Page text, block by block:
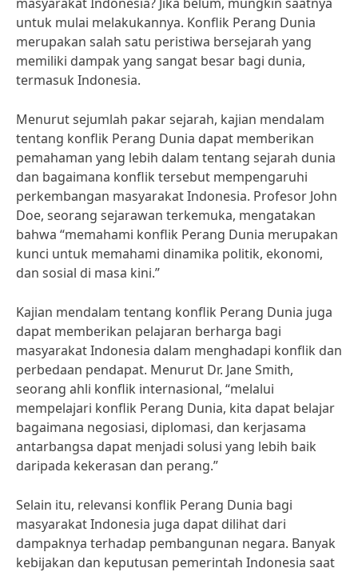
untuk mulai melakukannya. Konflik Perang Dunia
merupakan salah satu peristiwa bersejarah yang
memiliki dampak yang sangat besar bagi dunia,
termasuk Indonesia.
Menurut sejumlah pakar sejarah, kajian mendalam
tentang konflik Perang Dunia dapat memberikan
pemahaman yang lebih dalam tentang sejarah dunia
dan bagaimana konflik tersebut mempengaruhi
perkembangan masyarakat Indonesia. Profesor John
Doe, seorang sejarawan terkemuka, mengatakan
bahwa “memahami konflik Perang Dunia merupakan
kunci untuk memahami dinamika politik, ekonomi,
dan sosial di masa kini.”
Kajian mendalam tentang konflik Perang Dunia juga
dapat memberikan pelajaran berharga bagi
masyarakat Indonesia dalam menghadapi konflik dan
perbedaan pendapat. Menurut Dr. Jane Smith,
seorang ahli konflik internasional, “melalui
mempelajari konflik Perang Dunia, kita dapat belajar
bagaimana negosiasi, diplomasi, dan kerjasama
antarbangsa dapat menjadi solusi yang lebih baik
daripada kekerasan dan perang.”
Selain itu, relevansi konflik Perang Dunia bagi
masyarakat Indonesia juga dapat dilihat dari
dampaknya terhadap pembangunan negara. Banyak
kebijakan dan keputusan pemerintah Indonesia saat